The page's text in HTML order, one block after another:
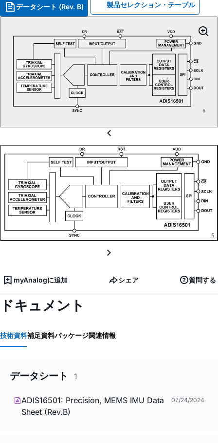
データシート (Rev. B) 製品セレクション・テーブル
myAnalogに追加 シェア 質問する
ドキュメント
技術資料補足資料パッケージ関連情報
データシート 1
ADIS16501: Precision, MEMS IMU Data
Sheet (Rev.B)
07/24/2024